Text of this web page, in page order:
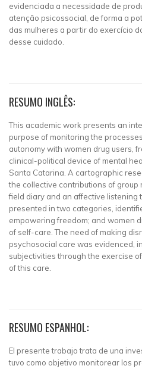
evidenciada a necessidade de
atenção psicossocial, de forma a
das mulheres a partir do exercício
desse cuidado.
RESUMO INGLÊS:
This academic work presents an
purpose of monitoring the
autonomy with women drug users,
clinical-political device of mental
Santa Catarina. A cartographic
the collective contributions of group
field diary and an affective listening
presented in two categories,
empowering freedom; and women
of self-care. The need of making
psychosocial care was evidenced,
subjectivities through the exercise
of this care.
RESUMO ESPANHOL:
El presente trabajo trata de una
tuvo como objetivo monitorear los